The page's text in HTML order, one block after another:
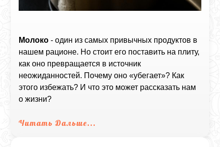
Молоко - один из самых привычных продуктов в
нашем рационе. Но стоит его поставить на плиту,
как оно превращается в источник
неожиданностей. Почему оно «убегает»? Как
этого избежать? И что это может рассказать нам
о жизни?
Читать Дальше...